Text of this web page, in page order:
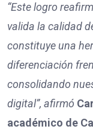
“Este logro
valida la calidad
constituye una
diferenciación
consolidando
digital”, afirmó
académico de